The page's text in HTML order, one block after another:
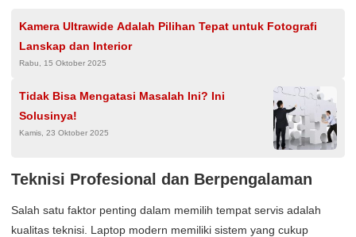
Kamera Ultrawide Adalah Pilihan Tepat untuk Fotografi
Lanskap dan Interior
Rabu, 15 Oktober 2025
Tidak Bisa Mengatasi Masalah Ini? Ini
Solusinya!
Kamis, 23 Oktober 2025
Teknisi Profesional dan Berpengalaman
Salah satu faktor penting dalam memilih tempat servis adalah
kualitas teknisi. Laptop modern memiliki sistem yang cukup